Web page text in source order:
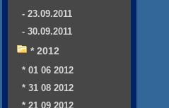
- 23.09.2011
- 30.09.2011
* 2012
* 01 06 2012
* 31 08 2012
* 21 09 2012